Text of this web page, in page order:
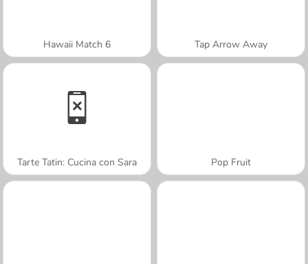
Hawaii Match 6 Tap Arrow Away
Tarte Tatin: Cucina con Sara Pop Fruit